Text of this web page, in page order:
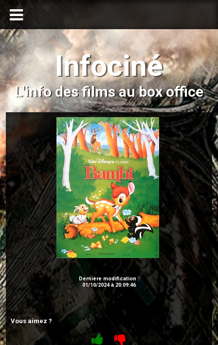
Infociné
L'info des films au box office
Dernière modification :
01/10/2024 à 20:09:46
Vous aimez ?